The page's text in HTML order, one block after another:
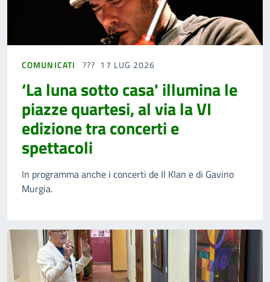
COMUNICATI 17 LUG 2026
‘La luna sotto casa' illumina le
piazze quartesi, al via la VI
edizione tra concerti e
spettacoli
In programma anche i concerti de Il Klan e di Gavino
Murgia.